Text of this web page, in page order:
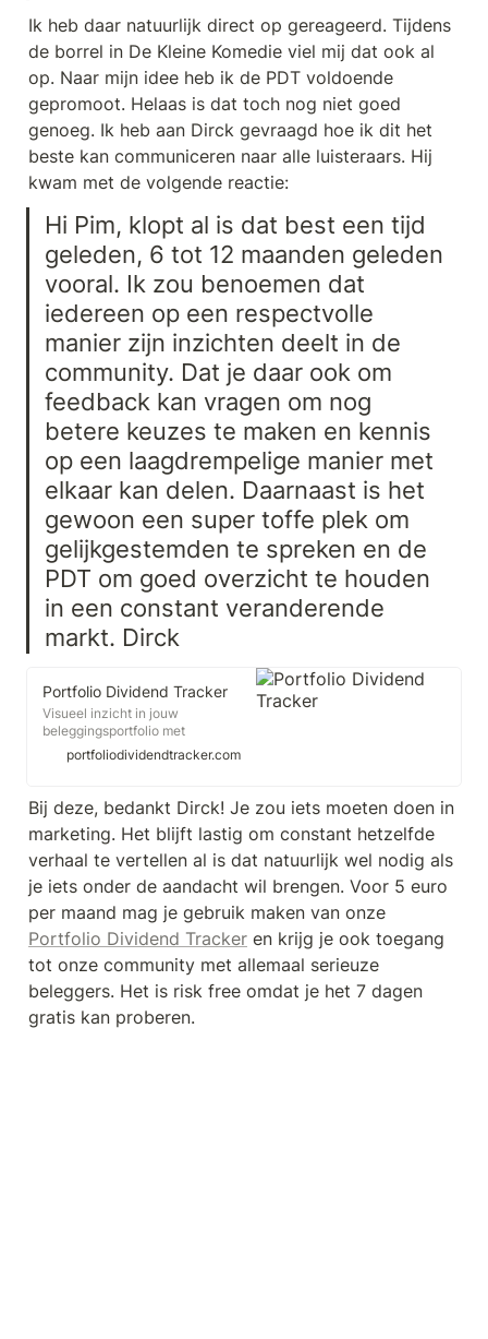
Ik heb daar natuurlijk direct op gereageerd. Tijdens
de borrel in De Kleine Komedie viel mij dat ook al
op. Naar mijn idee heb ik de PDT voldoende
gepromoot. Helaas is dat toch nog niet goed
genoeg. Ik heb aan Dirck gevraagd hoe ik dit het
beste kan communiceren naar alle luisteraars. Hij
kwam met de volgende reactie:
Hi Pim, klopt al is dat best een tijd
geleden, 6 tot 12 maanden geleden
vooral. Ik zou benoemen dat
iedereen op een respectvolle
manier zijn inzichten deelt in de
community. Dat je daar ook om
feedback kan vragen om nog
betere keuzes te maken en kennis
op een laagdrempelige manier met
elkaar kan delen. Daarnaast is het
gewoon een super toffe plek om
gelijkgestemden te spreken en de
PDT om goed overzicht te houden
in een constant veranderende
markt. Dirck
Portfolio Dividend Tracker
Visueel inzicht in jouw
beleggingsportfolio met
benchmark performance en
onmisbare analyses. Aandelen,
obligaties & fondsen.
portfoliodividendtracker.com
Bij deze, bedankt Dirck! Je zou iets moeten doen in
marketing. Het blijft lastig om constant hetzelfde
verhaal te vertellen al is dat natuurlijk wel nodig als
je iets onder de aandacht wil brengen. Voor 5 euro
Portfolio Dividend Tracker en krijg je ook toegang
tot onze community met allemaal serieuze
beleggers. Het is risk free omdat je het 7 dagen
gratis kan proberen.